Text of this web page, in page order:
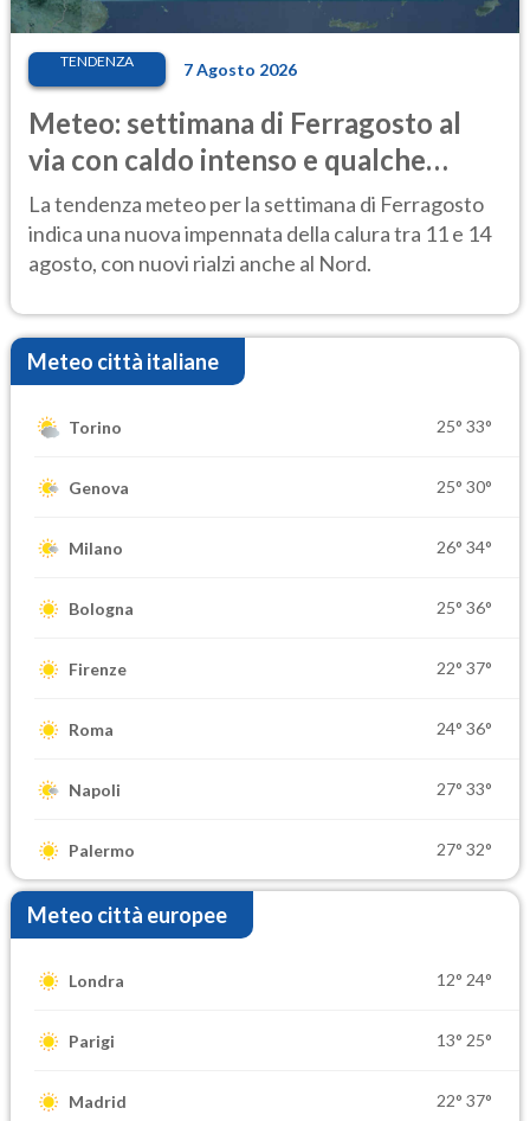
TENDENZA 7 Agosto 2026
Meteo: settimana di Ferragosto al
via con caldo intenso e qualche
temporale
La tendenza meteo per la settimana di Ferragosto
indica una nuova impennata della calura tra 11 e 14
agosto, con nuovi rialzi anche al Nord.
Meteo città italiane
Torino 25° 33°
Genova 25° 30°
Milano 26° 34°
Bologna 25° 36°
Firenze 22° 37°
Roma 24° 36°
Napoli 27° 33°
Palermo 27° 32°
Meteo città europee
Londra 12° 24°
Parigi 13° 25°
Madrid 22° 37°